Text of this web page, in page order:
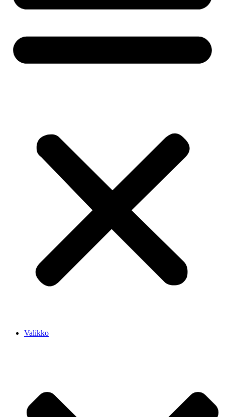
Valikko